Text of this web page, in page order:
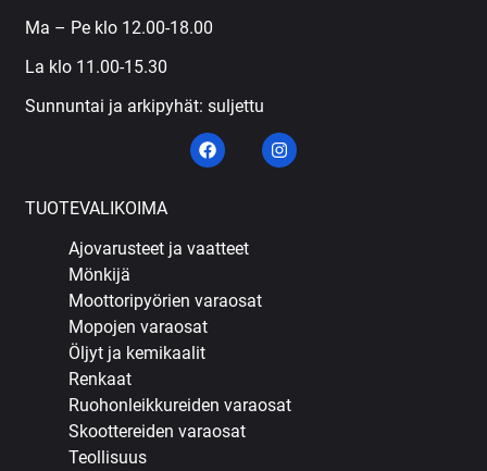
Ma – Pe klo 12.00-18.00
La klo 11.00-15.30
Sunnuntai ja arkipyhät: suljettu
TUOTEVALIKOIMA
Ajovarusteet ja vaatteet
Mönkijä
Moottoripyörien varaosat
Mopojen varaosat
Öljyt ja kemikaalit
Renkaat
Ruohonleikkureiden varaosat
Skoottereiden varaosat
Teollisuus